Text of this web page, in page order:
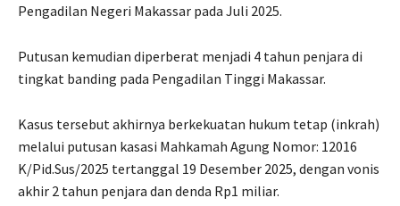
Pengadilan Negeri Makassar pada Juli 2025.
Putusan kemudian diperberat menjadi 4 tahun penjara di
tingkat banding pada Pengadilan Tinggi Makassar.
Kasus tersebut akhirnya berkekuatan hukum tetap (inkrah)
melalui putusan kasasi Mahkamah Agung Nomor: 12016
K/Pid.Sus/2025 tertanggal 19 Desember 2025, dengan vonis
akhir 2 tahun penjara dan denda Rp1 miliar.